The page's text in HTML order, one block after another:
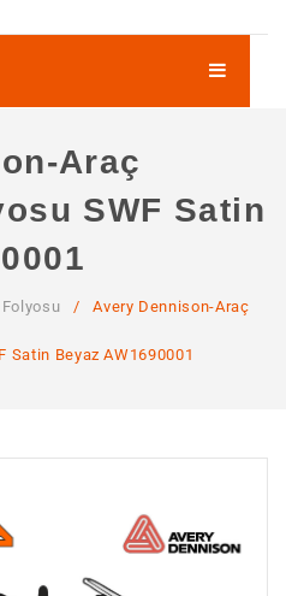
Araç
SWF Satin
/ Avery Dennison-Araç
Satin Beyaz AW1690001